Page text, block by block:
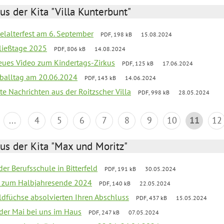
der Kita "Villa Kunterbunt"
am 6. September PDF, 198 kB 15.08.2024
2025 PDF, 806 kB 14.08.2024
Video zum Kindertags-Zirkus PDF, 125 kB 17.06.2024
am 20.06.2024 PDF, 143 kB 14.06.2024
Nachrichten aus der Roitzscher Villa PDF, 998 kB 28.05.2024
... 4 5 6 7 8 9 10 11 12
der Kita "Max und Moritz"
Berufsschule in Bitterfeld PDF, 191 kB 30.05.2024
Halbjahresende 2024 PDF, 140 kB 22.05.2024
absolvierten Ihren Abschluss PDF, 437 kB 15.05.2024
Mai bei uns im Haus PDF, 247 kB 07.05.2024